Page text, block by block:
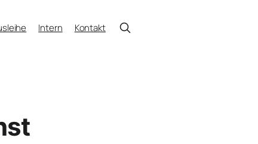
Intern Kontakt